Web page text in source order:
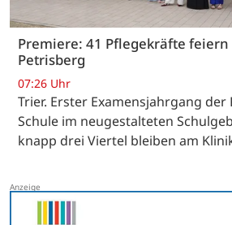
Premiere: 41 Pflegekräfte
Petrisberg
07:26 Uhr
Trier. Erster Examensjahrgang
Schule im neugestalteten
knapp drei Viertel bleiben am